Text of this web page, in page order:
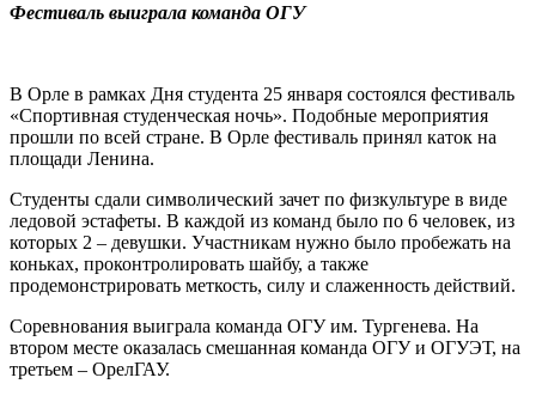
Фестиваль выиграла команда ОГУ
В Орле в рамках Дня студента 25 января состоялся фестиваль
«Спортивная студенческая ночь». Подобные мероприятия
прошли по всей стране. В Орле фестиваль принял каток на
площади Ленина.
Студенты сдали символический зачет по физкультуре в виде
ледовой эстафеты. В каждой из команд было по 6 человек, из
которых 2 – девушки. Участникам нужно было пробежать на
коньках, проконтролировать шайбу, а также
продемонстрировать меткость, силу и слаженность действий.
Соревнования выиграла команда ОГУ им. Тургенева. На
втором месте оказалась смешанная команда ОГУ и ОГУЭТ, на
третьем – ОрелГАУ.